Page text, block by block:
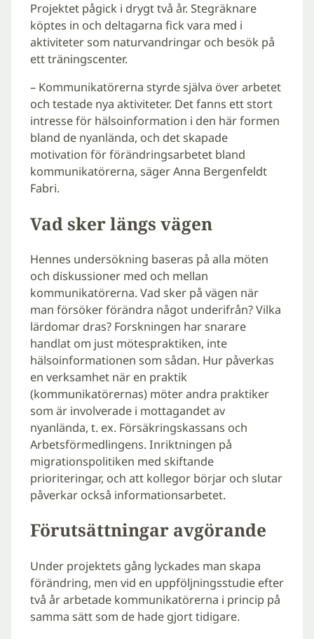
Projektet pågick i drygt två år. Stegräknare
köptes in och deltagarna fick vara med i
aktiviteter som naturvandringar och besök på
ett träningscenter.
– Kommunikatörerna styrde själva över arbetet
och testade nya aktiviteter. Det fanns ett stort
intresse för hälsoinformation i den här formen
bland de nyanlända, och det skapade
motivation för förändringsarbetet bland
kommunikatörerna, säger Anna Bergenfeldt
Fabri.
Vad sker längs vägen
Hennes undersökning baseras på alla möten
och diskussioner med och mellan
kommunikatörerna. Vad sker på vägen när
man försöker förändra något underifrån? Vilka
lärdomar dras? Forskningen har snarare
handlat om just mötespraktiken, inte
hälsoinformationen som sådan. Hur påverkas
en verksamhet när en praktik
(kommunikatörernas) möter andra praktiker
som är involverade i mottagandet av
nyanlända, t. ex. Försäkringskassans och
Arbetsförmedlingens. Inriktningen på
migrationspolitiken med skiftande
prioriteringar, och att kollegor börjar och slutar
påverkar också informationsarbetet.
Förutsättningar avgörande
Under projektets gång lyckades man skapa
förändring, men vid en uppföljningsstudie efter
två år arbetade kommunikatörerna i princip på
samma sätt som de hade gjort tidigare.